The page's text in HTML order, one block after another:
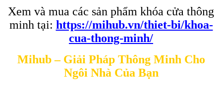
Xem và mua các sản phẩm khóa cửa thông
minh tại: https://mihub.vn/thiet-bi/khoa-
cua-thong-minh/
Mihub – Giải Pháp Thông Minh Cho
Ngôi Nhà Của Bạn